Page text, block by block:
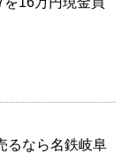
るなら名鉄岐阜